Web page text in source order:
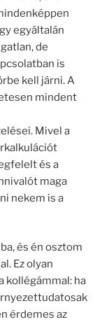
egyáltalán
de
is
kell járni. A
mindent
Mivel a
és a
maga
nekem is a
és én osztom
Ez olyan
kollégámmal: ha
érdemes az